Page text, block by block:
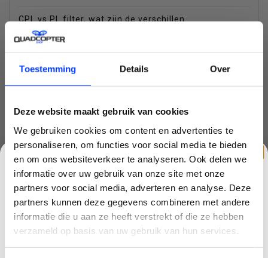
Toestemming Details Over
Deze website maakt gebruik van cookies
We gebruiken cookies om content en advertenties te
personaliseren, om functies voor social media te bieden
en om ons websiteverkeer te analyseren. Ook delen we
informatie over uw gebruik van onze site met onze
partners voor social media, adverteren en analyse. Deze
partners kunnen deze gegevens combineren met andere
informatie die u aan ze heeft verstrekt of die ze hebben
verzameld op basis van uw gebruik van hun services.
CPL vs PL filter, wat zijn de verschillen
DJI Dock 3 – Autonome drone-inzet, dag en nacht
DJI Mavic 4 Pro: Dé High-End Drone voor Creatieve
en Jacht veranderd
DJI Mini 4 Pro vs. DJI Flip – Welke drone past bij jou?
DJI Neo, de lichtste DJI drone met zijn 135gram en
4k beeld
Wat is de beste drone die je volgt?
CLAIM KORTING OP JE EERSTE
BESTELLING!